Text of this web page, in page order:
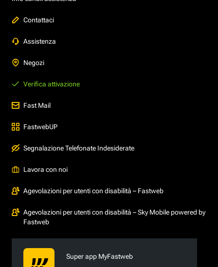
Contattaci
Assistenza
Negozi
Verifica attivazione
Fast Mail
FastwebUP
Segnalazione Telefonate Indesiderate
Lavora con noi
Agevolazioni per utenti con disabilità – Fastweb
Agevolazioni per utenti con disabilità – Sky Mobile powered by
Fastweb
Super app MyFastweb